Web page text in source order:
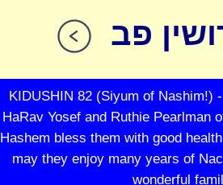
פב
KIDUSHIN 82 (Siyum of Nashim!)
HaRav Yosef and Ruthie Pearlman
Hashem bless them with good
may they enjoy many years of
wonderful